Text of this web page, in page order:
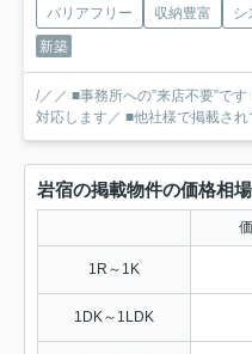
バリアフリー
収納豊富
シ
新築
/／／ ■事務所への”来店不要”で
対応します／ ■他社様で掲載さ
岩宿の掲載物件の価格相場
1R～1K
1DK～1LDK